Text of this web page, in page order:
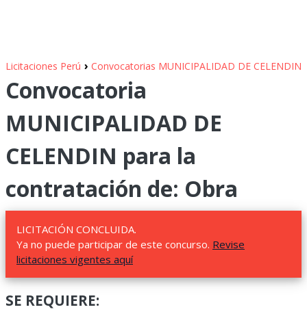
Licitaciones Perú › Convocatorias MUNICIPALIDAD DE CELENDIN
Convocatoria
MUNICIPALIDAD DE
CELENDIN para la
contratación de: Obra
LICITACIÓN CONCLUIDA.
Ya no puede participar de este concurso. Revise
licitaciones vigentes aquí
SE REQUIERE: